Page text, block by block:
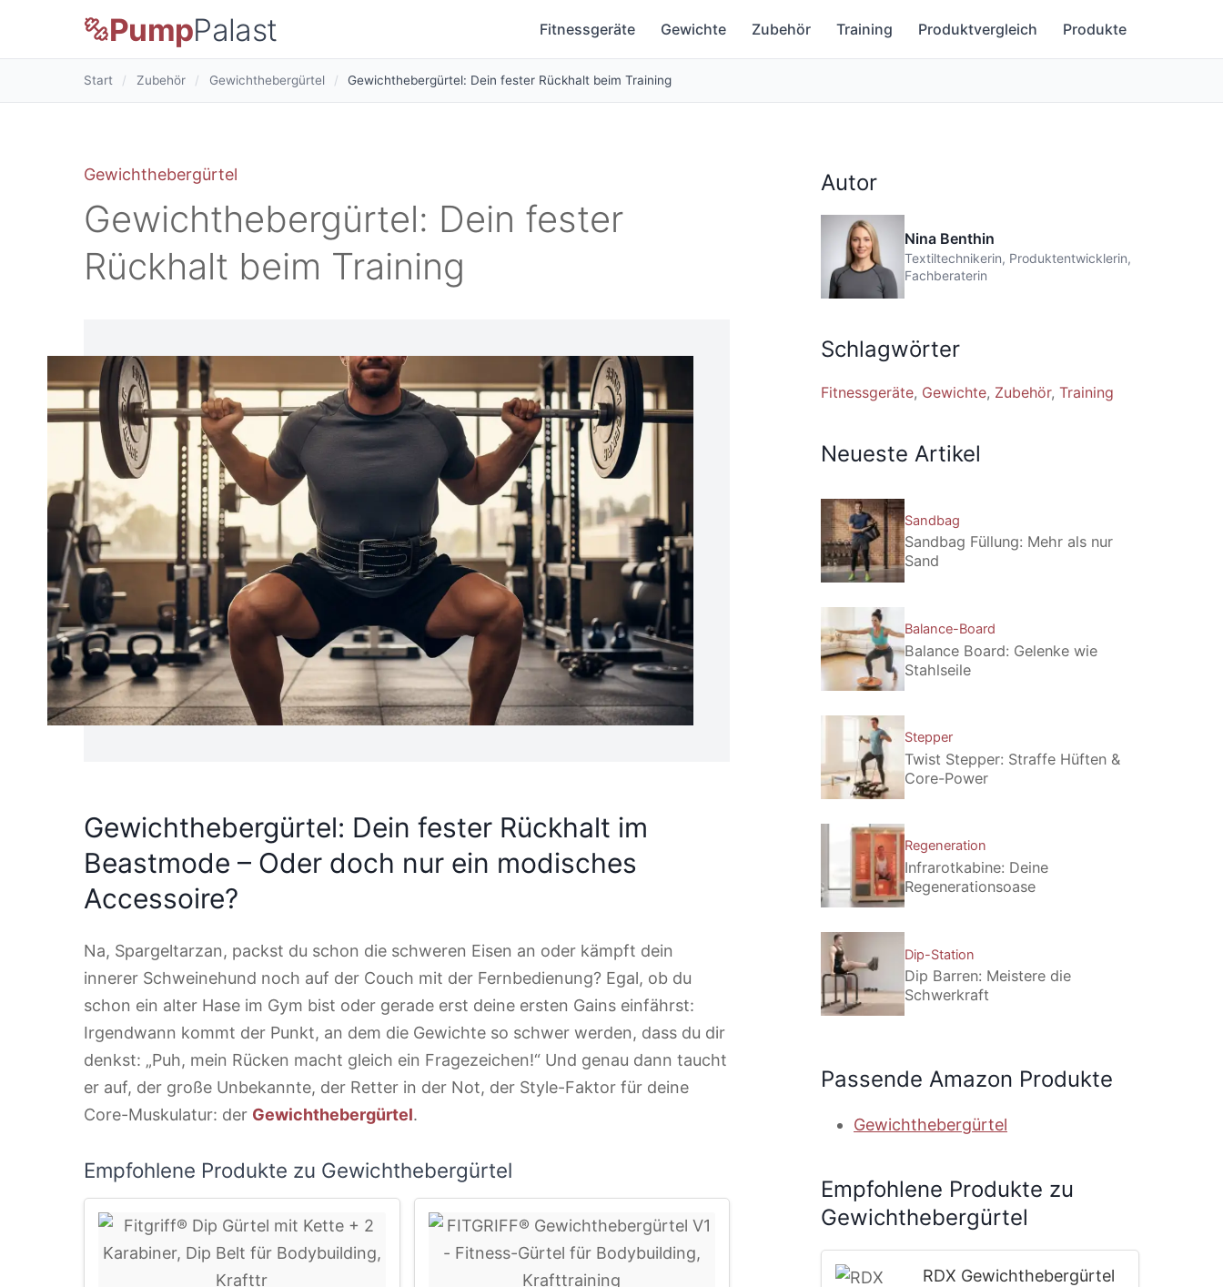
PumpPalast Fitnessgeräte Gewichte Zubehör Training Produktvergleich Produkte
Start / Zubehör / Gewichthebergürtel / Gewichthebergürtel: Dein fester Rückhalt beim Training
Gewichthebergürtel
Gewichthebergürtel: Dein fester
Rückhalt beim Training
Gewichthebergürtel: Dein fester Rückhalt im
Beastmode – Oder doch nur ein modisches
Accessoire?
Na, Spargeltarzan, packst du schon die schweren Eisen an oder kämpft dein
innerer Schweinehund noch auf der Couch mit der Fernbedienung? Egal, ob du
schon ein alter Hase im Gym bist oder gerade erst deine ersten Gains einfährst:
Irgendwann kommt der Punkt, an dem die Gewichte so schwer werden, dass du dir
denkst: „Puh, mein Rücken macht gleich ein Fragezeichen!“ Und genau dann taucht
er auf, der große Unbekannte, der Retter in der Not, der Style-Faktor für deine
Core-Muskulatur: der Gewichthebergürtel.
Empfohlene Produkte zu Gewichthebergürtel
Autor
Nina Benthin
Textiltechnikerin, Produktentwicklerin,
Fachberaterin
Schlagwörter
Fitnessgeräte Gewichte Zubehör Training
Neueste Artikel
Sandbag
Sandbag Füllung: Mehr als nur
Sand
Balance-Board
Balance Board: Gelenke wie
Stahlseile
Stepper
Twist Stepper: Straffe Hüften &
Core-Power
Regeneration
Infrarotkabine: Deine
Regenerationsoase
Dip-Station
Dip Barren: Meistere die
Schwerkraft
Passende Amazon Produkte
Gewichthebergürtel
Empfohlene Produkte zu
Gewichthebergürtel
RDX Gewichthebergürtel